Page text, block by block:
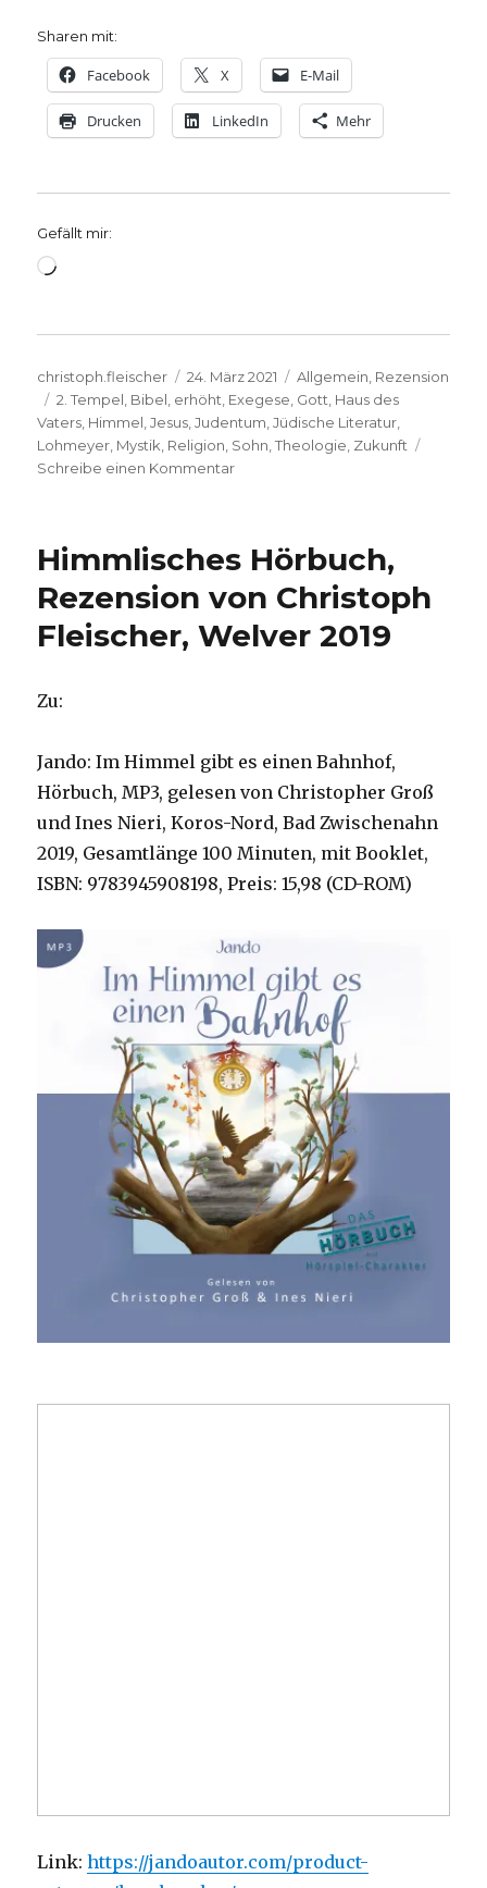
Sharen mit:
Facebook X E-Mail
Drucken LinkedIn Mehr
Gefällt mir:
Wird
Autor
christoph.fleischer
Veröffentlicht
am
24. März 2021 Kategorien
Allgemein, Rezension
Schlagwörter
2. Tempel, Bibel, erhöht, Exegese, Gott, Haus des
Vaters, Himmel,Jesus,Judentum,Jüdische Literatur,
Lohmeyer, Mystik, Religion, Sohn,Theologie, Zukunft
Schreibe einen Kommentarzu
so
Erden,
Rezension
von
Himmlisches Hörbuch,
Rezension von Christoph
Fleischer, Welver 2019
Zu:
Jando: Im Himmel gibt es einen Bahnhof,
Hörbuch, MP3, gelesen von Christopher Groß
und Ines Nieri, Koros-Nord, Bad Zwischenahn
2019, Gesamtlänge 100 Minuten, mit Booklet,
ISBN: 9783945908198, Preis: 15,98 (CD-ROM)
Link:https://jandoautor.com/product-